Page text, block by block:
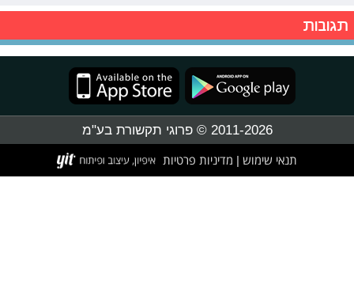
תגובות
2011-2026 © פרוגי תקשורת בע"מ
תנאי שימוש מדיניות פרטיות